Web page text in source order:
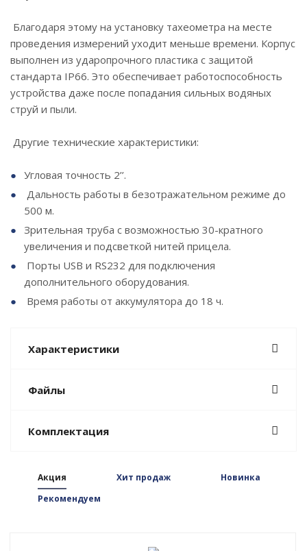
Благодаря этому на установку тахеометра на месте
проведения измерений уходит меньше времени. Корпус
выполнен из ударопрочного пластика с защитой
стандарта IP66. Это обеспечивает работоспособность
устройства даже после попадания сильных водяных
струй и пыли.
Другие технические характеристики:
Угловая точность 2’’.
Дальность работы в безотражательном режиме до
500 м.
Зрительная труба с возможностью 30-кратного
увеличения и подсветкой нитей прицела.
Порты USB и RS232 для подключения
дополнительного оборудования.
Время работы от аккумулятора до 18 ч.
Характеристики
Файлы
Комплектация
Акция Хит продаж
Новинка
Рекомендуем